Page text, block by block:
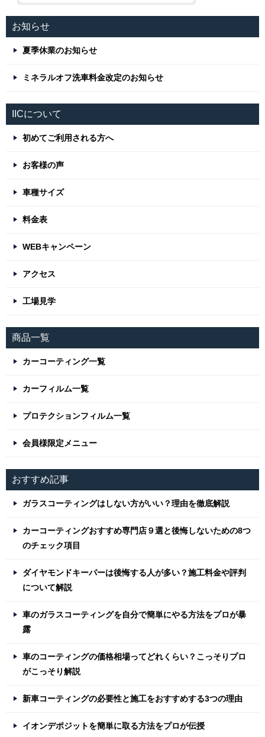
お知らせ
夏季休業のお知らせ
ミネラルオフ洗車料金改定のお知らせ
IICについて
初めてご利用される方へ
お客様の声
車種サイズ
料金表
WEBキャンペーン
アクセス
工場見学
商品一覧
カーコーティング一覧
カーフィルム一覧
プロテクションフィルム一覧
会員様限定メニュー
おすすめ記事
ガラスコーティングはしない方がいい？理由を徹底解説
カーコーティングおすすめ専門店９選と後悔しないための8つ
のチェック項目
ダイヤモンドキーパーは後悔する人が多い？施工料金や評判
について解説
車のガラスコーティングを自分で簡単にやる方法をプロが暴
露
車のコーティングの価格相場ってどれくらい？こっそりプロ
がこっそり解説
新車コーティングの必要性と施工をおすすめする3つの理由
イオンデポジットを簡単に取る方法をプロが伝授